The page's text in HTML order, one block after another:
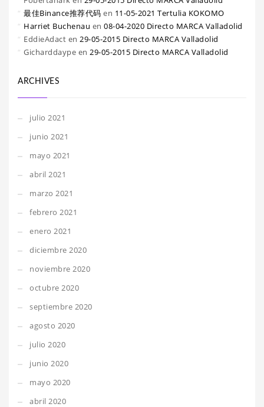
最佳Binance推荐代码 en 11-05-2021 Tertulia KOKOMO
Harriet Buchenau en 08-04-2020 Directo MARCA Valladolid
EddieAdact en 29-05-2015 Directo MARCA Valladolid
Gicharddaype en 29-05-2015 Directo MARCA Valladolid
ARCHIVES
julio 2021
junio 2021
mayo 2021
abril 2021
marzo 2021
febrero 2021
enero 2021
diciembre 2020
noviembre 2020
octubre 2020
septiembre 2020
agosto 2020
julio 2020
junio 2020
mayo 2020
abril 2020